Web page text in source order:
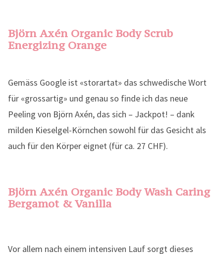
Björn Axén Organic Body Scrub
Energizing Orange
Gemäss Google ist «storartat» das schwedische Wort
für «grossartig» und genau so finde ich das neue
Peeling von Björn Axén, das sich – Jackpot! – dank
milden Kieselgel-Körnchen sowohl für das Gesicht als
auch für den Körper eignet (für ca. 27 CHF).
Björn Axén Organic Body Wash Caring
Bergamot & Vanilla
Vor allem nach einem intensiven Lauf sorgt dieses